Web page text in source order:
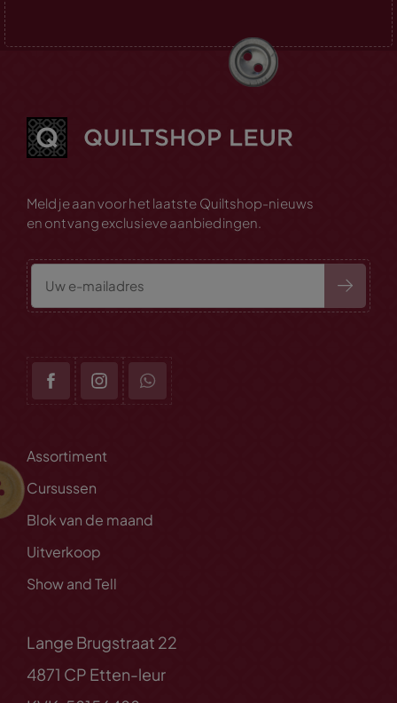
Meld je aan voor het laatste Quiltshop-nieuws
en ontvang exclusieve aanbiedingen.
Assortiment
Cursussen
Blok van de maand
Uitverkoop
Show and Tell
Lange Brugstraat 22
4871 CP Etten-leur